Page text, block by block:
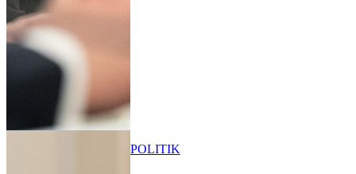
POLITIK